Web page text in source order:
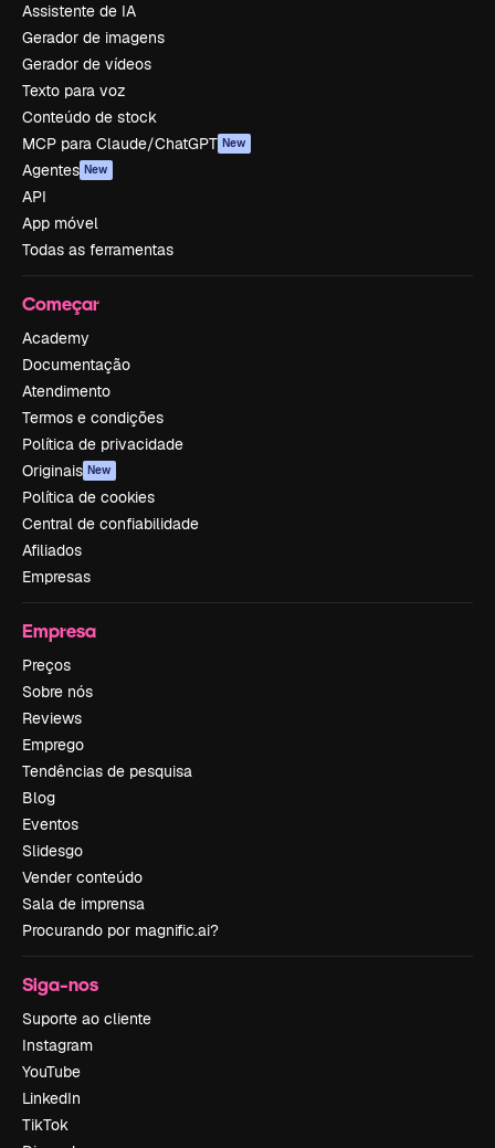
Assistente de IA
Gerador de imagens
Gerador de vídeos
Texto para voz
Conteúdo de stock
MCP para Claude/ChatGPT New
Agentes New
API
App móvel
Todas as ferramentas
Começar
Academy
Documentação
Atendimento
Termos e condições
Política de privacidade
Originais New
Política de cookies
Central de confiabilidade
Afiliados
Empresas
Empresa
Preços
Sobre nós
Reviews
Emprego
Tendências de pesquisa
Blog
Eventos
Slidesgo
Vender conteúdo
Sala de imprensa
Procurando por magnific.ai?
Siga-nos
Suporte ao cliente
Instagram
YouTube
LinkedIn
TikTok